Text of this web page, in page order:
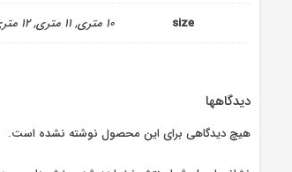
size 10 متری, 11 متری, 12 متری, 14 متری, 15 متری, 16 متری, 18 متری, 4 متری, 5 متری, 6 متری, 7 متری, 8 متری, 9 متری
دیدگاهها
هیچ دیدگاهی برای این محصول نوشته نشده است.